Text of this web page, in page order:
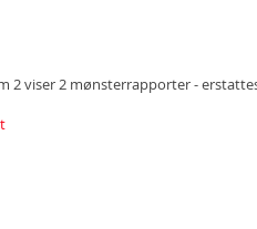
2 viser 2 mønsterrapporter -